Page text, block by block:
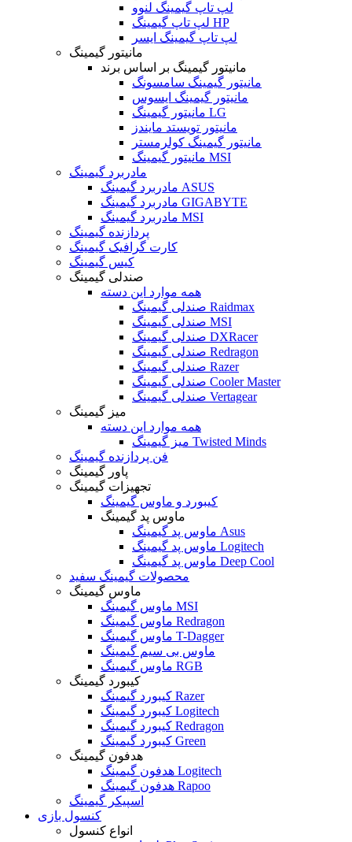
لپ تاپ گیمینگ لنوو
لپ تاپ گیمینگ HP
لپ تاپ گیمینگ ایسر
مانیتور گیمینگ
مانیتور گیمینگ بر اساس برند
مانیتور گیمینگ سامسونگ
مانیتور گیمینگ ایسوس
مانیتور گیمینگ LG
مانیتور تویستد مایندز
مانیتور گیمینگ کولرمستر
مانیتور گیمینگ MSI
مادربرد گیمینگ
مادربرد گیمینگ ASUS
مادربرد گیمینگ GIGABYTE
مادربرد گیمینگ MSI
پردازنده گیمینگ
کارت گرافیک گیمینگ
کیس گیمینگ
صندلی گیمینگ
همه موارد این دسته
صندلی گیمینگ Raidmax
صندلی گیمینگ MSI
صندلی گیمینگ DXRacer
صندلی گیمینگ Redragon
صندلی گیمینگ Razer
صندلی گیمینگ Cooler Master
صندلی گیمینگ Vertagear
میز گیمینگ
همه موارد این دسته
میز گیمینگ Twisted Minds
فن پردازنده گیمینگ
پاور گیمینگ
تجهیزات گیمینگ
کیبورد و ماوس گیمینگ
ماوس پد گیمینگ
ماوس پد گیمینگ Asus
ماوس پد گیمینگ Logitech
ماوس پد گیمینگ Deep Cool
محصولات گیمینگ سفید
ماوس گیمینگ
ماوس گیمینگ MSI
ماوس گیمینگ Redragon
ماوس گیمینگ T-Dagger
ماوس بی سیم گیمینگ
ماوس گیمینگ RGB
کیبورد گیمینگ
کیبورد گیمینگ Razer
کیبورد گیمینگ Logitech
کیبورد گیمینگ Redragon
کیبورد گیمینگ Green
هدفون گیمینگ
هدفون گیمینگ Logitech
هدفون گیمینگ Rapoo
اسپیکر گیمینگ
کنسول بازی
انواع کنسول